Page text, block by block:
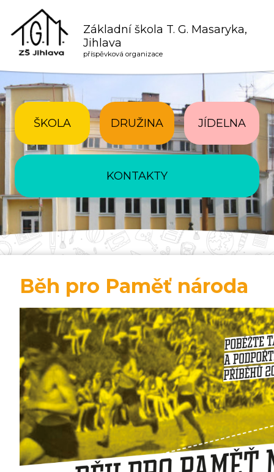
Základní škola T. G. Masaryka,
Jihlava
příspěvková organizace
ŠKOLA DRUŽINA JÍDELNA
KONTAKTY
Běh pro Paměť národa